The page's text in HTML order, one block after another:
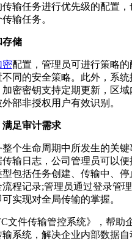
输任务进行优先级的配置
输任务。
存储
密配置，管理员可进行策略的
同的安全策略。此外，系统
密密钥支持定期更新，区
部非授权用户有效识别。
满足审计需求
个生命周期中所发生的关
输日志，公司管理员可以
包括任务创建、传输中、
程记录;管理员通过登录管
实现对全局传输的掌握。
文件传输管控系统》，帮助
系统，解决企业内部数据